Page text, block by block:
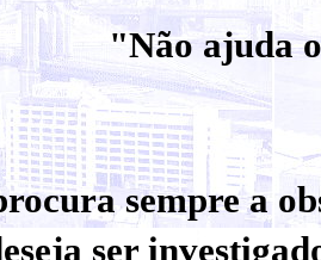
"Não ajuda
sempre a
ser